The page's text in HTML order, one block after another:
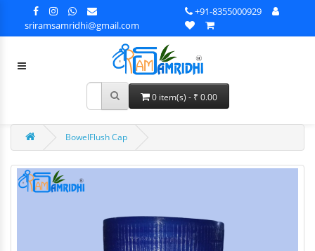
sriramsamridhi@gmail.com
+91-8355000929
0 item(s) - ₹ 0.00
BowelFlush Cap